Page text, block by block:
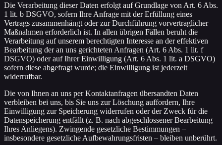
Die Verarbeitung dieser Daten erfolgt auf Grundlage von Art. 6 Abs.
1 lit. b DSGVO, sofern Ihre Anfrage mit der Erfüllung eines
Vertrags zusammenhängt oder zur Durchführung vorvertraglicher
Maßnahmen erforderlich ist. In allen übrigen Fällen beruht die
Verarbeitung auf unserem berechtigten Interesse an der effektiven
Bearbeitung der an uns gerichteten Anfragen (Art. 6 Abs. 1 lit. f
DSGVO) oder auf Ihrer Einwilligung (Art. 6 Abs. 1 lit. a DSGVO)
sofern diese abgefragt wurde; die Einwilligung ist jederzeit
widerrufbar.
Die von Ihnen an uns per Kontaktanfragen übersandten Daten
verbleiben bei uns, bis Sie uns zur Löschung auffordern, Ihre
Einwilligung zur Speicherung widerrufen oder der Zweck für die
Datenspeicherung entfällt (z. B. nach abgeschlossener Bearbeitung
Ihres Anliegens). Zwingende gesetzliche Bestimmungen –
insbesondere gesetzliche Aufbewahrungsfristen – bleiben unberührt.